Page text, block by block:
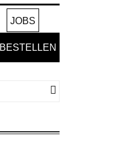
JOBS
BESTELLEN